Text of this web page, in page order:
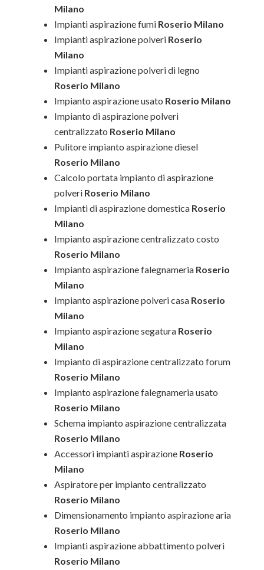
Milano
Impianti aspirazione fumi Roserio Milano
Impianti aspirazione polveri Roserio
Milano
Impianti aspirazione polveri di legno
Roserio Milano
Impianto aspirazione usato Roserio Milano
Impianto di aspirazione polveri
centralizzato Roserio Milano
Pulitore impianto aspirazione diesel
Roserio Milano
Calcolo portata impianto di aspirazione
polveri Roserio Milano
Impianti di aspirazione domestica Roserio
Milano
Impianto aspirazione centralizzato costo
Roserio Milano
Impianto aspirazione falegnameria Roserio
Milano
Impianto aspirazione polveri casa Roserio
Milano
Impianto aspirazione segatura Roserio
Milano
Impianto di aspirazione centralizzato forum
Roserio Milano
Impianto aspirazione falegnameria usato
Roserio Milano
Schema impianto aspirazione centralizzata
Roserio Milano
Accessori impianti aspirazione Roserio
Milano
Aspiratore per impianto centralizzato
Roserio Milano
Dimensionamento impianto aspirazione aria
Roserio Milano
Impianti aspirazione abbattimento polveri
Roserio Milano